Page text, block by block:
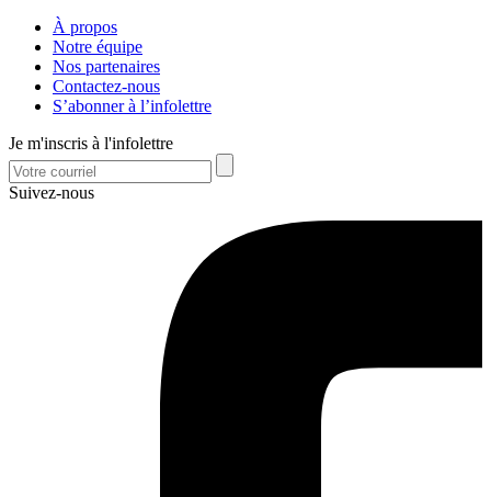
À propos
Notre équipe
Nos partenaires
Contactez-nous
S’abonner à l’infolettre
Je m'inscris à l'infolettre
Suivez-nous